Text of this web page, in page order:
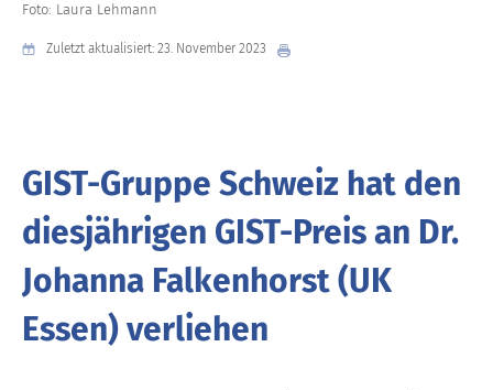
Foto: Laura Lehmann
Zuletzt aktualisiert: 23. November 2023
GIST-Gruppe Schweiz hat den
diesjährigen GIST-Preis an Dr.
Johanna Falkenhorst (UK
Essen) verliehen